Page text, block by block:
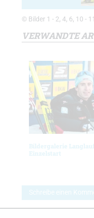
© Bilder 1 - 2, 4, 6, 10 -
VERWANDTE
Bildergalerie
Einzelstart
Schreibe einen